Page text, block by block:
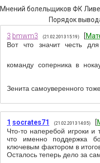
Мнений болельщиков ФК
Порядок
3 bmwm3 (21.02.2013 15:19) [
Вот что значит честь
команду соперника в
Зенита самоуверенного
1 socrates71 (21.02.2013 14:05) [
Что-то наперебой игроки и
что именно поддержка
ключевым фактором в
Осталось теперь дело за